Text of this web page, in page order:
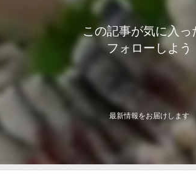
この記事が気に入っ
フォローしよう
最新情報をお届けします